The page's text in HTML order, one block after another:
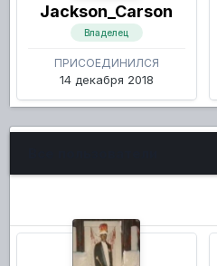
Jackson_Carson
Владелец
ПРИСОЕДИНИЛСЯ
14 декабря 2018